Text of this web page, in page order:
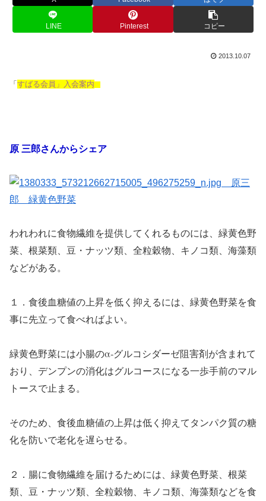
LINE Pinterest コピー
2013.10.07
「 すばる会員」入会案内
原 三郎さんからシェア
われわれに食物繊維を提供してくれるものには、緑黄色野
菜、根菜類、豆・ナッツ類、全粒穀物、 キノコ類、海藻類
などがある。
１．食後血糖値の上昇を低く抑えるには、緑黄色野菜を食
事に先立って食べればよい。
緑黄色野菜には小腸のα‐グルコシダーゼ阻害剤が含まれて
おり、デンプンの消化はグルコースになる一歩手前のマル
トースで止まる。
そのため、食後血糖値の上昇は低く抑えてタンパク質の糖
化を防いで老化を遅らせる。
２．腸に食物繊維を届けるためには、緑黄色野菜、根菜
類、豆・ナッツ類、全粒穀物、キノコ類、海藻類などを食